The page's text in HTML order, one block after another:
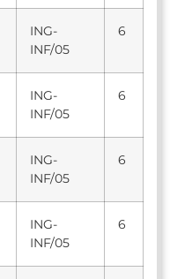
ING-
INF/05
6
ING-
INF/05
6
ING-
INF/05
6
ING-
INF/05
6